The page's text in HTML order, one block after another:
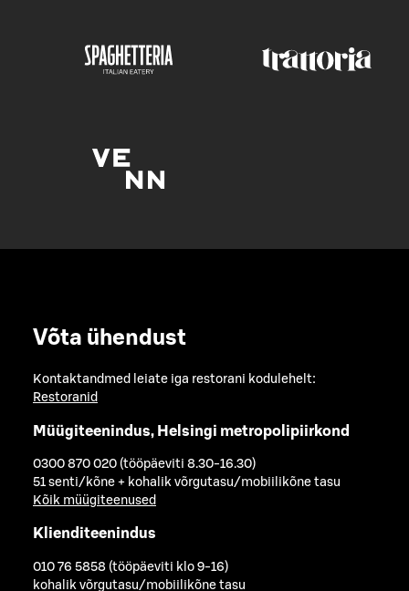
Võta ühendust
Kontaktandmed leiate iga restorani kodulehelt:
Restoranid
Müügiteenindus, Helsingi metropolipiirkond
0300 870 020 (tööpäeviti 8.30-16.30)
51 senti/kõne + kohalik võrgutasu/mobiilikõne tasu
Kõik müügiteenused
Klienditeenindus
010 76 5858 (tööpäeviti klo 9-16)
kohalik võrgutasu/mobiilikõne tasu